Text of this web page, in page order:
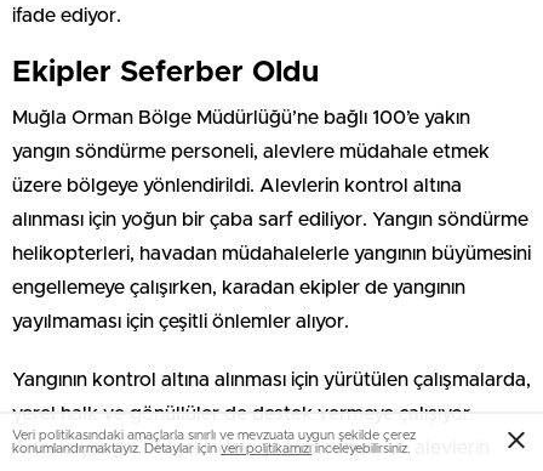
ifade ediyor.
Ekipler Seferber Oldu
Muğla Orman Bölge Müdürlüğü’ne bağlı 100’e yakın
yangın söndürme personeli, alevlere müdahale etmek
üzere bölgeye yönlendirildi. Alevlerin kontrol altına
alınması için yoğun bir çaba sarf ediliyor. Yangın söndürme
helikopterleri, havadan müdahalelerle yangının büyümesini
engellemeye çalışırken, karadan ekipler de yangının
yayılmaması için çeşitli önlemler alıyor.
Yangının kontrol altına alınması için yürütülen çalışmalarda,
yerel halk ve gönüllüler de destek vermeye çalışıyor.
Ancak, yangın bölgesindeki yoğun duman ve alevlerin
Veri politikasındaki amaçlarla sınırlı ve mevzuata uygun şekilde çerez
konumlandırmaktayız. Detaylar için veri politikamızı inceleyebilirsiniz.